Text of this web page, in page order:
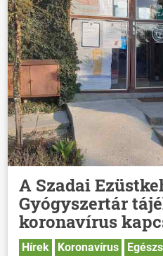
A Szadai
Gyógyszertár
koronavírus
Hírek Koronavírus